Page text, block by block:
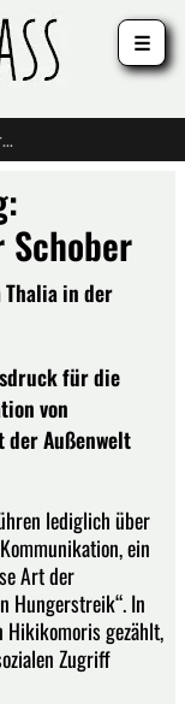
Thalia Theater Hamburg: ‚Hikikomori’ von Holger Schober
Schober
in der
für die
von
Außenwelt
lediglich über
ein
Art der
Hungerstreik“. In
Hikikomoris gezählt,
Zugriff
☰